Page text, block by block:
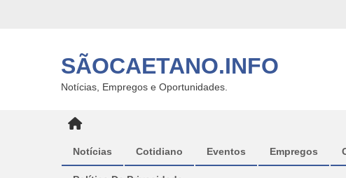
SÃOCAETANO.INFO
Notícias, Empregos e Oportunidades.
Notícias Cotidiano Eventos Empregos